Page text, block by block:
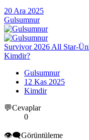
20 Ara 2025
Gulsumnur
Survivor 2026 All Star-
Kimdir?
Gulsumnur
12 Kas 2025
Kimdir
💬Cevaplar
0
👁️‍🗨️Görüntüleme